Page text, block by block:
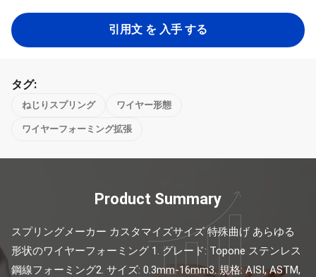
引用文 を 入手 する
タグ:
ねじりスプリング ワイヤー形態
ワイヤーフォーミング拡張
Product Summary
スプリングメーカー カスタマイズサイズ 特殊曲げ あらゆる
形状のワイヤーフォーミング 1. グレード: Topone ステンレス
鋼線フォーミング2. サイズ: 0.3mm-16mm3. 規格: AISI, ASTM,